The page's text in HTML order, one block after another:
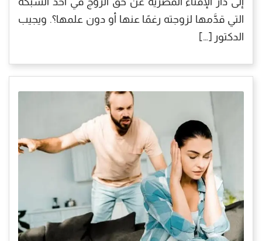
التي قدَّمها لزوجته رغمًا عنها أو دون علمها؟. ويجيب
الدكتور […]